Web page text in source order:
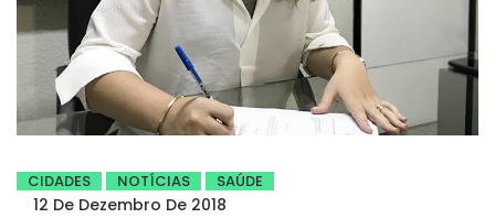
CIDADES NOTÍCIAS SAÚDE
12 De Dezembro De 2018